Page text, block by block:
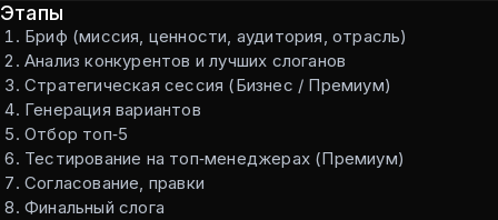
Этапы
Бриф (миссия, ценности, аудитория, отрасль)
Анализ конкурентов и лучших слоганов
Стратегическая сессия (Бизнес / Премиум)
Генерация вариантов
Отбор топ‑5
Тестирование на топ‑менеджерах (Премиум)
Согласование, правки
Финальный слога